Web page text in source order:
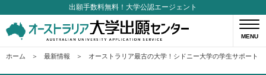
出願手数料無料！大学公認エージェント
MENU
ホーム 最新情報 オーストラリア最古の大学！シドニー大学の学生サポート